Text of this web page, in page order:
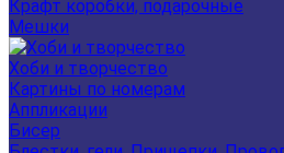
Крафт коробки, подарочные
Мешки
Хоби и творчество
Картины по номерам
Аппликации
Бисер